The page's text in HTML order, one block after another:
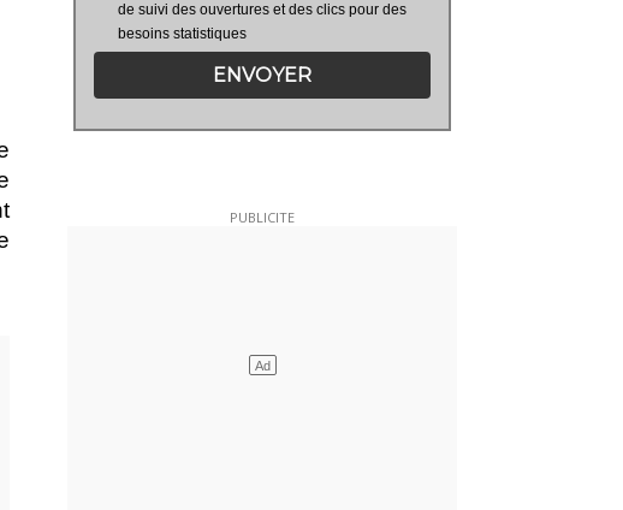
de suivi des ouvertures et des clics pour des
besoins statistiques
ENVOYER